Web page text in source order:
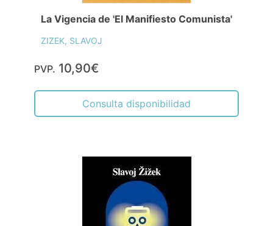
La Vigencia de 'El Manifiesto Comunista'
ZIZEK, SLAVOJ
PVP. 10,90€
Consulta disponibilidad